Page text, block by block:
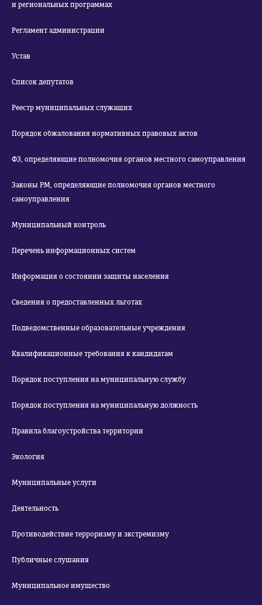
и региональных программах
Регламент администрации
Устав
Список депутатов
Реестр муниципальных служащих
Порядок обжалования нормативных правовых актов
ФЗ, определяющие полномочия органов местного самоуправления
Законы РМ, определяющие полномочия органов местного
самоуправления
Муниципальный контроль
Перечень информационных систем
Информация о состоянии защиты населения
Сведения о предоставленных льготах
Подведомственные образовательные учреждения
Квалификационные требования к кандидатам
Порядок поступления на муниципальную службу
Порядок поступления на муниципальную должность
Правила благоустройства территории
Экология
Муниципальные услуги
Деятельность
Противодействие терроризму и экстремизму
Публичные слушания
Муниципальное имущество